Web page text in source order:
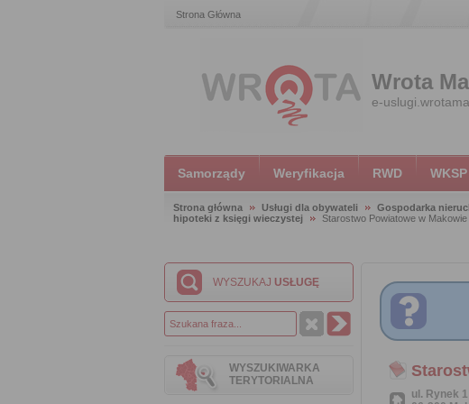
Strona Główna
Wrota
e-
Samorządy Weryfikacja RWD WKSP
Strona główna Usługi dla obywateli Gospodarka
hipoteki z księgi wieczystej
Starostwo Powiatowe w
WYSZUKAJ USŁUGĘ
WYSZUKIWARKA
TERYTORIALNA
ul. Rynek 1